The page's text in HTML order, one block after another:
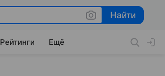
Найти
Найти
Рейтинги Ещё